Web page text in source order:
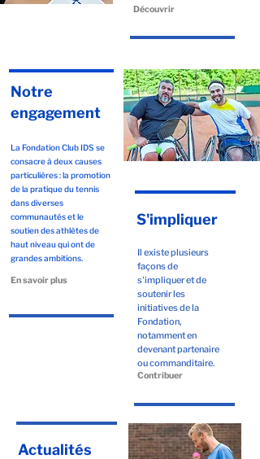
Découvrir
Notre
engagement
La Fondation Club IDS se
consacre à deux causes
particulières : la promotion
de la pratique du tennis
dans diverses
communautés et le
soutien des athlètes de
haut niveau qui ont de
grandes ambitions.
En savoir plus
S'impliquer
Il existe plusieurs
façons de
s'impliquer et de
soutenir les
initiatives de la
Fondation,
notamment en
devenant partenaire
ou commanditaire.
Contribuer
Actualités